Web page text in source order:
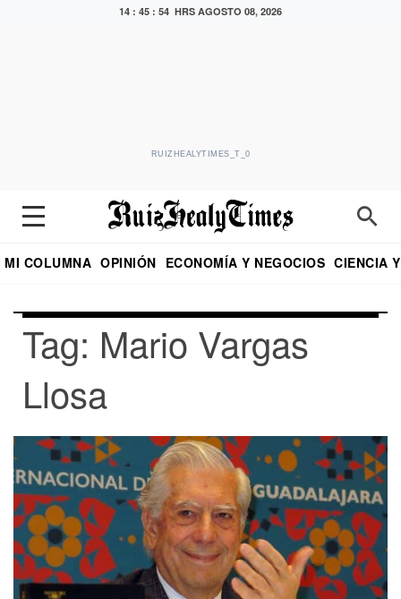
14 : 45 : 54 HRS AGOSTO 08, 2026
RUIZHEALYTIMES_T_0
MI COLUMNA OPINIÓN ECONOMÍA Y NEGOCIOS CIENCIA
Tag: Mario Vargas
Llosa